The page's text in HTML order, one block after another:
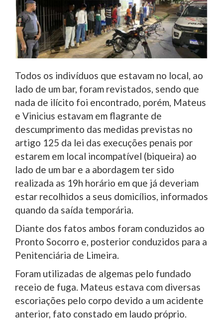
Todos os indivíduos que estavam no local, ao
lado de um bar, foram revistados, sendo que
nada de ilícito foi encontrado, porém, Mateus
e Vinicius estavam em flagrante de
descumprimento das medidas previstas no
artigo 125 da lei das execuções penais por
estarem em local incompatível (biqueira) ao
lado de um bar e a abordagem ter sido
realizada as 19h horário em que já deveriam
estar recolhidos a seus domicílios, informados
quando da saída temporária.
Diante dos fatos ambos foram conduzidos ao
Pronto Socorro e, posterior conduzidos para a
Penitenciária de Limeira.
Foram utilizadas de algemas pelo fundado
receio de fuga. Mateus estava com diversas
escoriações pelo corpo devido a um acidente
anterior, fato constado em laudo próprio.